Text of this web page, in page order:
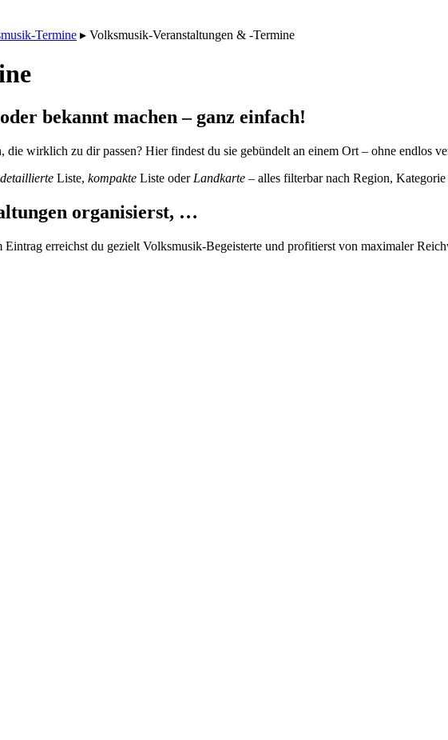
Termine ▸ Volksmusik-Veranstaltungen & -Termine
bekannt machen – ganz einfach!
wirklich zu dir passen? Hier findest du sie gebündelt an einem Ort – ohne endlos
detaillierte Liste, kompakte Liste oder Landkarte – alles filterbar nach Region,
organisierst, …
erreichst du gezielt Volksmusik-Begeisterte und profitierst von maximaler